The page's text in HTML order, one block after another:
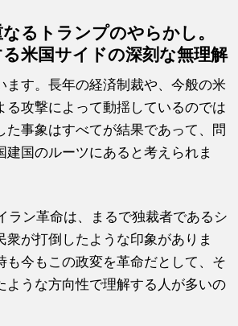
るトランプのやらかし。
米国サイドの深刻な無理解
ます。長年の経済制裁や、今般の米
る攻撃によって動揺しているのでは
た事象はすべてが結果であって、問
建国のルーツにあると考えられま
ラン革命は、まるで独裁者であるシ
衆が打倒したような印象がありま
も今もこの政変を革命だとして、そ
ような方向性で理解する人が多いの